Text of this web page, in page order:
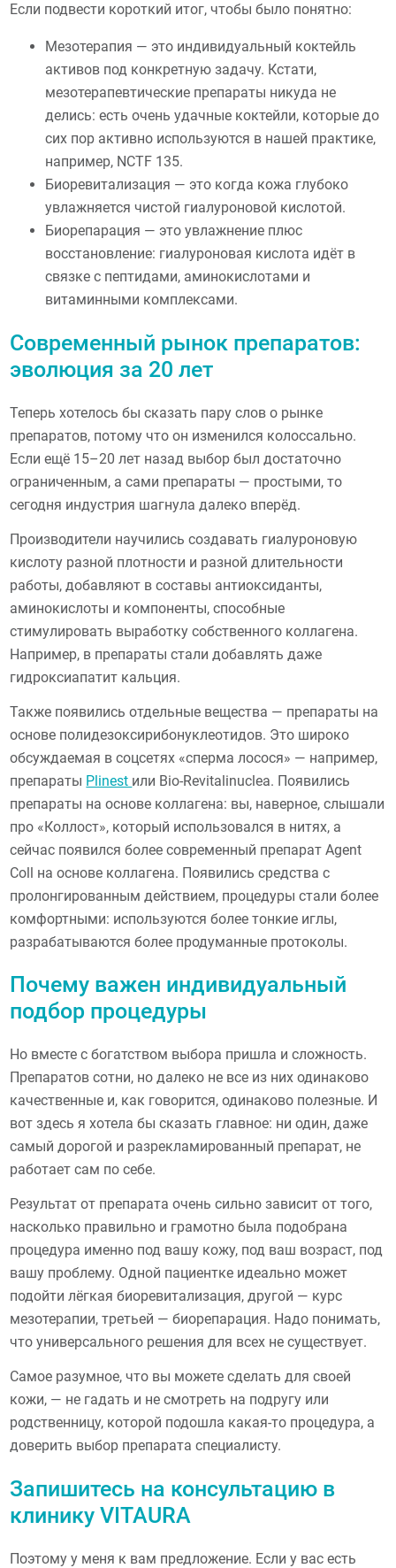
Если подвести короткий итог, чтобы было понятно:
Мезотерапия — это индивидуальный коктейль
активов под конкретную задачу. Кстати,
мезотерапевтические препараты никуда не
делись: есть очень удачные коктейли, которые до
сих пор активно используются в нашей практике,
например, NCTF 135.
Биоревитализация — это когда кожа глубоко
увлажняется чистой гиалуроновой кислотой.
Биорепарация — это увлажнение плюс
восстановление: гиалуроновая кислота идёт в
связке с пептидами, аминокислотами и
витаминными комплексами.
Современный рынок препаратов:
эволюция за 20 лет
Теперь хотелось бы сказать пару слов о рынке
препаратов, потому что он изменился колоссально.
Если ещё 15–20 лет назад выбор был достаточно
ограниченным, а сами препараты — простыми, то
сегодня индустрия шагнула далеко вперёд.
Производители научились создавать гиалуроновую
кислоту разной плотности и разной длительности
работы, добавляют в составы антиоксиданты,
аминокислоты и компоненты, способные
стимулировать выработку собственного коллагена.
Например, в препараты стали добавлять даже
гидроксиапатит кальция.
Также появились отдельные вещества — препараты на
основе полидезоксирибонуклеотидов. Это широко
обсуждаемая в соцсетях «сперма лосося» — например,
препараты Plinest или Bio-Revitalinuclea. Появились
препараты на основе коллагена: вы, наверное, слышали
про «Коллост», который использовался в нитях, а
сейчас появился более современный препарат Agent
Coll на основе коллагена. Появились средства с
пролонгированным действием, процедуры стали более
комфортными: используются более тонкие иглы,
разрабатываются более продуманные протоколы.
Почему важен индивидуальный
подбор процедуры
Но вместе с богатством выбора пришла и сложность.
Препаратов сотни, но далеко не все из них одинаково
качественные и, как говорится, одинаково полезные. И
вот здесь я хотела бы сказать главное: ни один, даже
самый дорогой и разрекламированный препарат, не
работает сам по себе.
Результат от препарата очень сильно зависит от того,
насколько правильно и грамотно была подобрана
процедура именно под вашу кожу, под ваш возраст, под
вашу проблему. Одной пациентке идеально может
подойти лёгкая биоревитализация, другой — курс
мезотерапии, третьей — биорепарация. Надо понимать,
что универсального решения для всех не существует.
Самое разумное, что вы можете сделать для своей
кожи, — не гадать и не смотреть на подругу или
родственницу, которой подошла какая-то процедура, а
доверить выбор препарата специалисту.
Запишитесь на консультацию в
клинику VITAURA
Поэтому у меня к вам предложение. Если у вас есть